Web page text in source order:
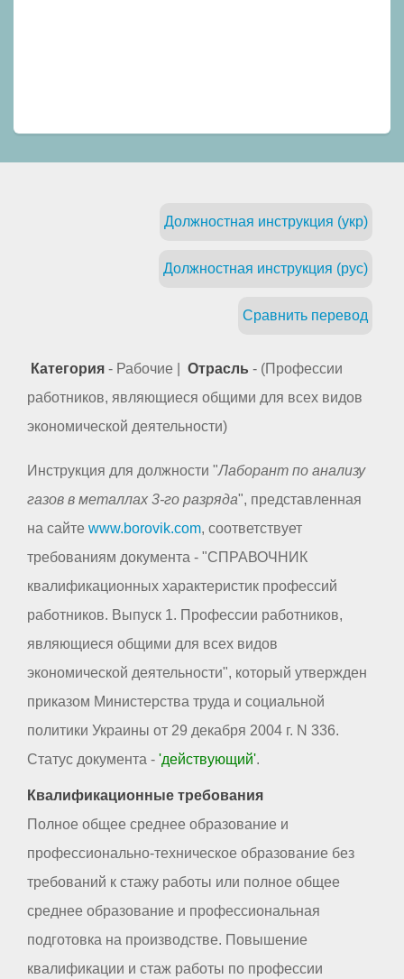
Должностная инструкция (укр)
Должностная инструкция (рус)
Сравнить перевод
Категория - Рабочие | Отрасль - (Профессии
работников, являющиеся общими для всех видов
экономической деятельности)
Инструкция для должности "Лаборант по анализу
газов в металлах 3-го разряда", представленная
на сайте www.borovik.com, соответствует
требованиям документа - "СПРАВОЧНИК
квалификационных характеристик профессий
работников. Выпуск 1. Профессии работников,
являющиеся общими для всех видов
экономической деятельности", который утвержден
приказом Министерства труда и социальной
политики Украины от 29 декабря 2004 г. N 336.
Статус документа - 'действующий'.
Квалификационные требования
Полное общее среднее образование и
профессионально-техническое образование без
требований к стажу работы или полное общее
среднее образование и профессиональная
подготовка на производстве. Повышение
квалификации и стаж работы по профессии